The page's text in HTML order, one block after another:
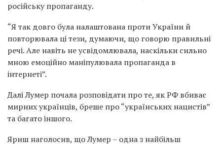
російську пропаганду.
“Я так довго була налаштована проти України й
повторювала ці тези, думаючи, що говорю правильні
речі. Але навіть не усвідомлювала, наскільки сильно
мною емоційно маніпулювала пропаганда в
інтернеті”.
Далі Лумер почала розповідати про те, як РФ вбиває
мирних українців, бреше про “українських нацистів”
та багато іншого.
Яриш наголосив, що Лумер – одна з найбільш